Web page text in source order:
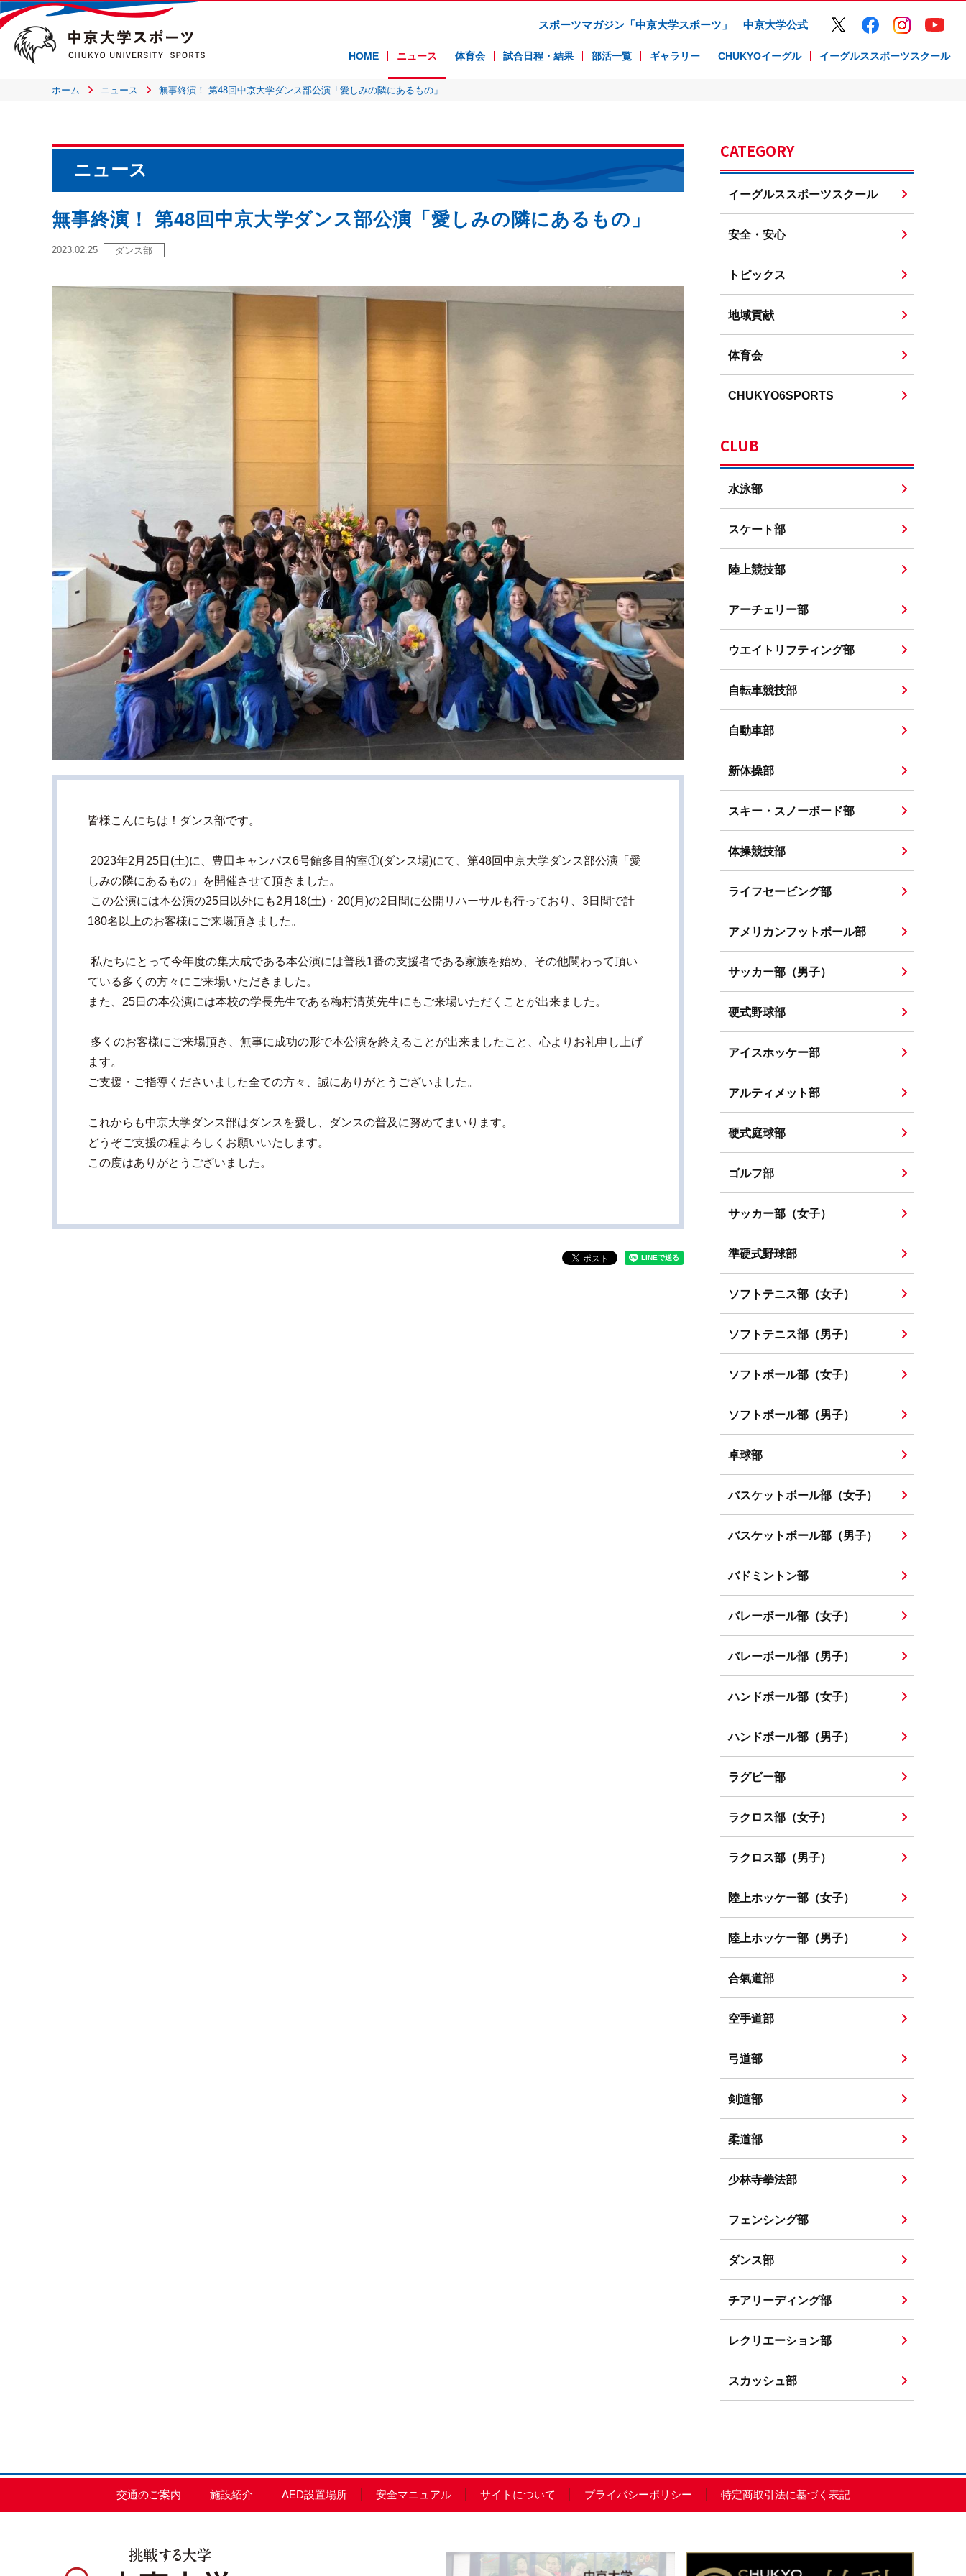
スポーツマガジン「中京大学スポーツ」 中京大学公式
HOME ニュース 体育会 試合日程・結果 部活一覧 ギャラリー CHUKYOイーグル イーグルススポーツスクール
ホーム ニュース 無事終演！ 第48回中京大学ダンス部公演「愛しみの隣にあるもの」
ニュース
無事終演！ 第48回中京大学ダンス部公演「愛しみの隣にあるもの」
2023.02.25 ダンス部
皆様こんにちは！ダンス部です。
2023年2月25日(土)に、豊田キャンパス6号館多目的室①(ダンス場)にて、第48回中京大学ダンス部公演「愛
しみの隣にあるもの」を開催させて頂きました。
この公演には本公演の25日以外にも2月18(土)・20(月)の2日間に公開リハーサルも行っており、3日間で計
180名以上のお客様にご来場頂きました。
私たちにとって今年度の集大成である本公演には普段1番の支援者である家族を始め、その他関わって頂い
ている多くの方々にご来場いただきました。
また、25日の本公演には本校の学長先生である梅村清英先生にもご来場いただくことが出来ました。
多くのお客様にご来場頂き、無事に成功の形で本公演を終えることが出来ましたこと、心よりお礼申し上げ
ます。
ご支援・ご指導くださいました全ての方々、誠にありがとうございました。
これからも中京大学ダンス部はダンスを愛し、ダンスの普及に努めてまいります。
どうぞご支援の程よろしくお願いいたします。
この度はありがとうございました。
CATEGORY
イーグルススポーツスクール
安全・安心
トピックス
地域貢献
体育会
CHUKYO6SPORTS
CLUB
水泳部
スケート部
陸上競技部
アーチェリー部
ウエイトリフティング部
自転車競技部
自動車部
新体操部
スキー・スノーボード部
体操競技部
ライフセービング部
アメリカンフットボール部
サッカー部（男子）
硬式野球部
アイスホッケー部
アルティメット部
硬式庭球部
ゴルフ部
サッカー部（女子）
準硬式野球部
ソフトテニス部（女子）
ソフトテニス部（男子）
ソフトボール部（女子）
ソフトボール部（男子）
卓球部
バスケットボール部（女子）
バスケットボール部（男子）
バドミントン部
バレーボール部（女子）
バレーボール部（男子）
ハンドボール部（女子）
ハンドボール部（男子）
ラグビー部
ラクロス部（女子）
ラクロス部（男子）
陸上ホッケー部（女子）
陸上ホッケー部（男子）
合氣道部
空手道部
弓道部
剣道部
柔道部
少林寺拳法部
フェンシング部
ダンス部
チアリーディング部
レクリエーション部
スカッシュ部
交通のご案内 施設紹介 AED設置場所 安全マニュアル サイトについて プライバシーポリシー 特定商取引法に基づく表記